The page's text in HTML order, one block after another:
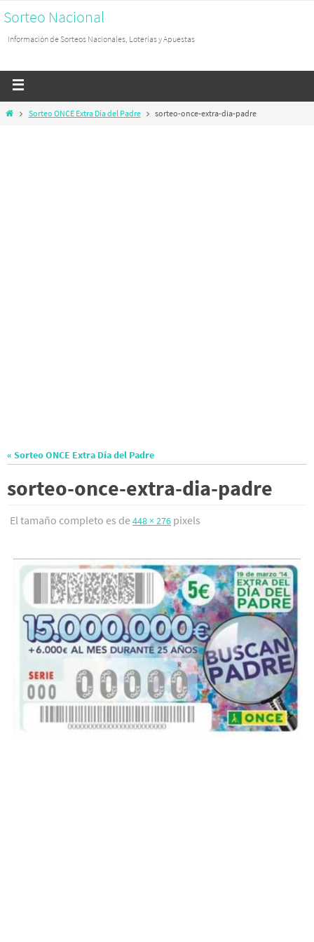
Sorteo Nacional
Información de Sorteos Nacionales, Loterías y Apuestas
Sorteo ONCE Extra Día del Padre sorteo-once-extra-dia-padre
« Sorteo ONCE Extra Día del Padre
sorteo-once-extra-dia-padre
El tamaño completo es de448 × 276 pixels